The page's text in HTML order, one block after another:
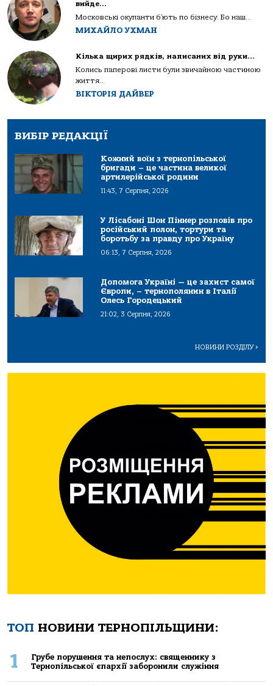
вийде…
Московські окупанти б’ють по бізнесу. Бо наш...
МИХАЙЛО УХМАН
Кілька щирих рядків, написаних від руки…
Колись паперові листи були звичайною частиною
життя...
ВІКТОРІЯ ДАЙВЕР
ВИБІР РЕДАКЦІЇ
Кожний воїн з тернопільської
бригади – це частина великої
артилерійської родини
11:43, 7 Серпня, 2026
У Лісабоні Шон Піннер розповів про
російський полон, тортури та
боротьбу за правду про Україну
06:13, 7 Серпня, 2026
Допомога Україні — це захист самої
Європи, – тернополянин в Італії
Олесь Городецький
21:02, 3 Серпня, 2026
НОВИНИ РОЗДІЛУ>
ТОП НОВИНИ ТЕРНОПІЛЬЩИНИ:
1
Грубе порушення та непослух: священнику з
Тернопільської єпархії заборонили служіння